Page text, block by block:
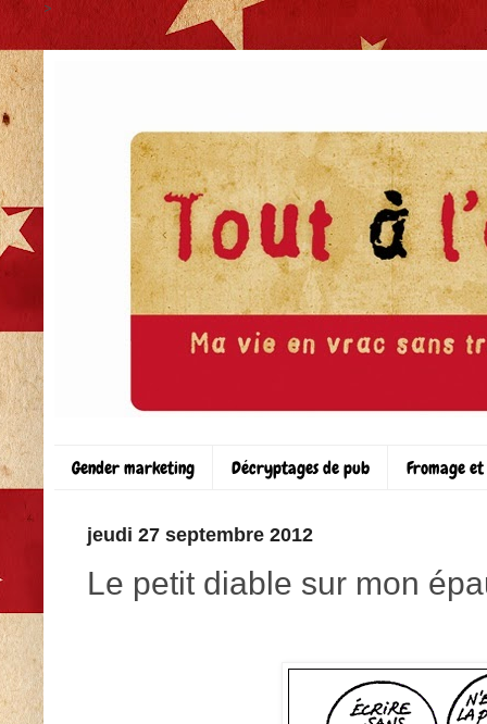
>
Gender marketing Décryptages de pub Fromage
jeudi 27 septembre 2012
Le petit diable sur mon